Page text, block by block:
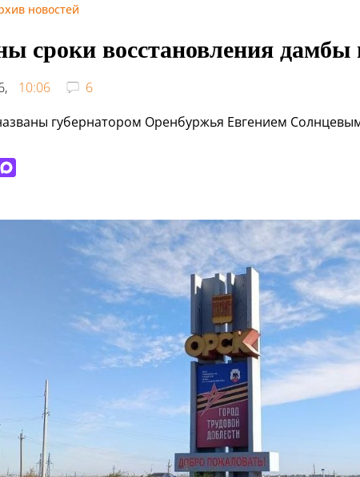
новостей
сроки восстановления дамбы
10:06
6
губернатором Оренбуржья Евгением